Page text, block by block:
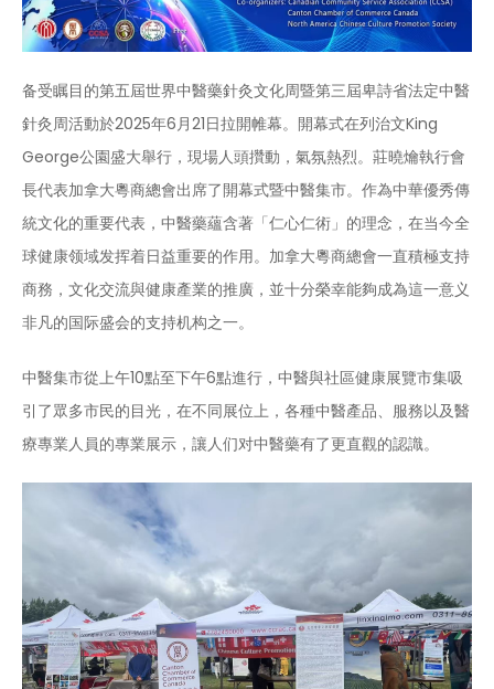
备受瞩目的第五屆世界中醫藥針灸文化周暨第三屆卑詩省法定中醫
針灸周活動於2025年6月21日拉開帷幕。開幕式在列治文King
George公園盛大舉行，現場人頭攢動，氣氛熱烈。莊曉爚執行會
長代表加拿大粵商總會出席了開幕式暨中醫集市。作為中華優秀傳
統文化的重要代表，中醫藥蘊含著「仁心仁術」的理念，在当今全
球健康领域发挥着日益重要的作用。加拿大粵商總會一直積極支持
商務，文化交流與健康產業的推廣，並十分榮幸能夠成為這一意义
非凡的国际盛会的支持机构之一。
中醫集市從上午10點至下午6點進行，中醫與社區健康展覽市集吸
引了眾多市民的目光，在不同展位上，各種中醫產品、服務以及醫
療專業人員的專業展示，讓人们对中醫藥有了更直觀的認識。